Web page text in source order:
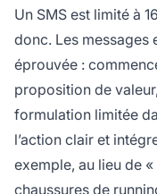
Un SMS est limité à
donc. Les messages
éprouvée :
proposition de
formulation limitée
l’action clair et
exemple, au lieu de
chaussures de